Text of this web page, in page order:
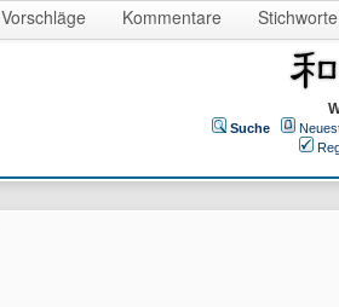
Vorschläge Kommentare Stichworte
Suche